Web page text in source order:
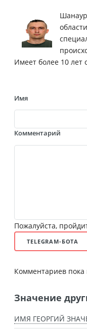
Имеет более 10 лет
Имя
Комментарий
Пожалуйста,
TELEGRAM-БОТА
Комментариев пока
Значение
ИМЯ ГЕОРГИЙ